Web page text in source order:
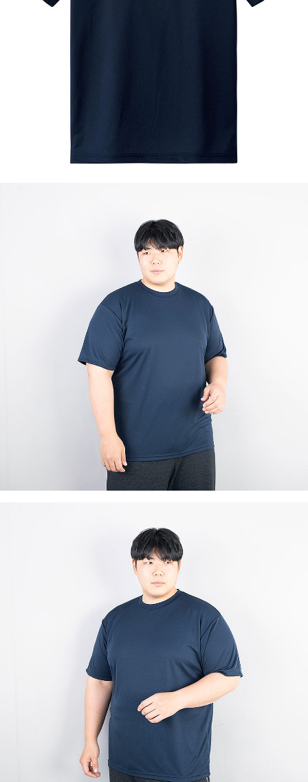
이코 라이프 하